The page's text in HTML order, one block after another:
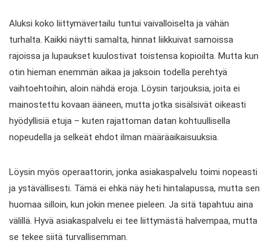
Aluksi koko liittymävertailu tuntui vaivalloiselta ja vähän
turhalta. Kaikki näytti samalta, hinnat liikkuivat samoissa
rajoissa ja lupaukset kuulostivat toistensa kopioilta. Mutta kun
otin hieman enemmän aikaa ja jaksoin todella perehtyä
vaihtoehtoihin, aloin nähdä eroja. Löysin tarjouksia, joita ei
mainostettu kovaan ääneen, mutta jotka sisälsivät oikeasti
hyödyllisiä etuja – kuten rajattoman datan kohtuullisella
nopeudella ja selkeät ehdot ilman määräaikaisuuksia.
Löysin myös operaattorin, jonka asiakaspalvelu toimi nopeasti
ja ystävällisesti. Tämä ei ehkä näy heti hintalapussa, mutta sen
huomaa silloin, kun jokin menee pieleen. Ja sitä tapahtuu aina
välillä. Hyvä asiakaspalvelu ei tee liittymästä halvempaa, mutta
se tekee siitä turvallisemman.